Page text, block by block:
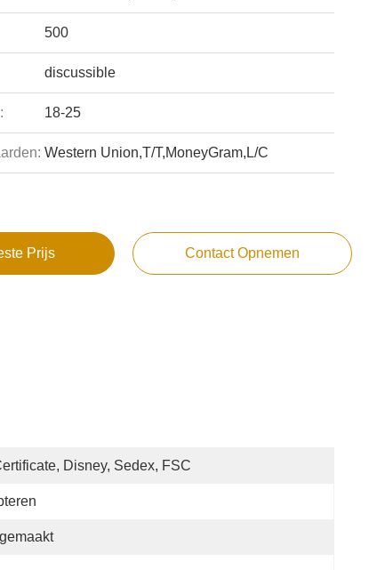
500
discussible
18-25
Western Union,T/T,MoneyGram,L/C
Prijs Contact Opnemen
Disney, Sedex, FSC